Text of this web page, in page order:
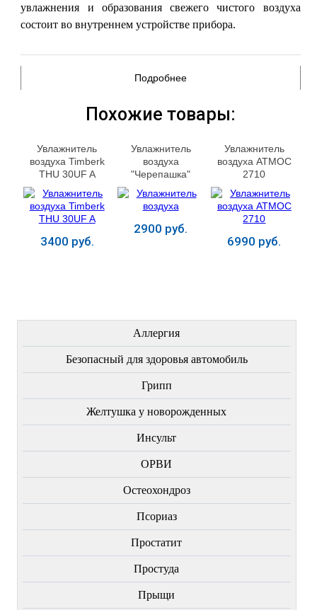
увлажнения и образования свежего чистого воздуха
состоит во внутреннем устройстве прибора.
Подробнее
Похожие товары:
Увлажнитель
воздуха Timberk
THU 30UF A
3400 руб.
Увлажнитель
воздуха
"Черепашка"
2900 руб.
Увлажнитель
воздуха АТМОС
2710
6990 руб.
Аллергия
Безопасный для здоровья автомобиль
Грипп
Желтушка у новорожденных
Инсульт
ОРВИ
Остеохондроз
Пcориаз
Простатит
Простуда
Прыщи